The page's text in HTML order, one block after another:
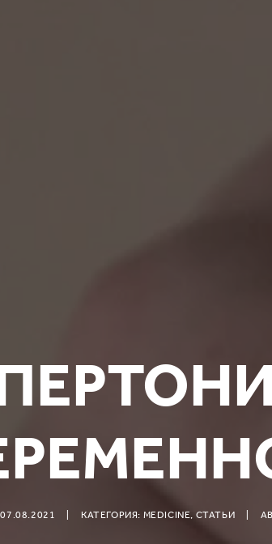
07.08.2021 КАТЕГОРИЯ: MEDICINE, СТАТЬИ